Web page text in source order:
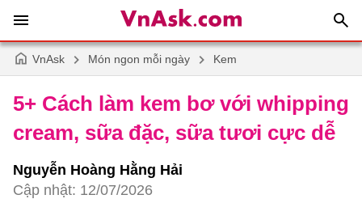
VnAsk Món ngon mỗi ngày Kem
5+ Cách làm kem bơ với whipping
cream, sữa đặc, sữa tươi cực dễ
Nguyễn Hoàng Hằng Hải
Cập nhật: 12/07/2026